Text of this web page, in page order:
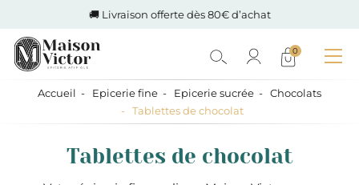
🚚 Livraison offerte dès 80€ d’achat
0
Accueil Epicerie fine Epicerie sucrée
Chocolats
Tablettes de chocolat
Tablettes de chocolat